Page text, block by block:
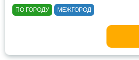
ПО ГОРОДУ МЕЖГОРОД